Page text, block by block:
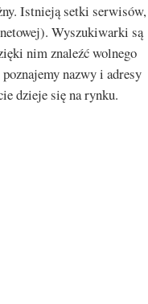
Istnieją setki
Wyszukiwarki są
nim znaleźć wolnego
nazwy i adresy
dzieje się na rynku.